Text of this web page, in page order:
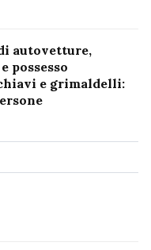
autovetture,
possesso
e grimaldelli: